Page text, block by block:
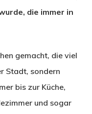
die immer in
gemacht, die viel
Stadt, sondern
bis zur Küche,
und sogar